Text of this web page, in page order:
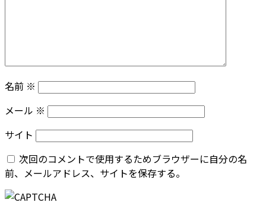
名前 ※
メール ※
サイト
次回のコメントで使用するためブラウザーに自分の名
前、メールアドレス、サイトを保存する。